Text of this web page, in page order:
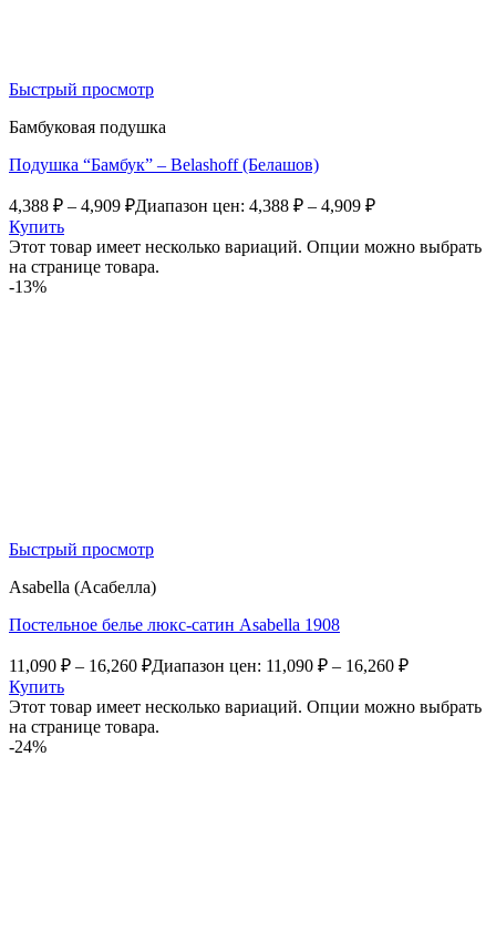
Быстрый просмотр
Бамбуковая подушка
Подушка “Бамбук” – Belashoff (Белашов)
4,388 ₽ – 4,909 ₽Диапазон цен: 4,388 ₽ – 4,909 ₽
Купить
Этот товар имеет несколько вариаций. Опции можно выбрать
на странице товара.
-13%
Быстрый просмотр
Asabella (Асабелла)
Постельное белье люкс-сатин Asabella 1908
11,090 ₽ – 16,260 ₽Диапазон цен: 11,090 ₽ – 16,260 ₽
Купить
Этот товар имеет несколько вариаций. Опции можно выбрать
на странице товара.
-24%